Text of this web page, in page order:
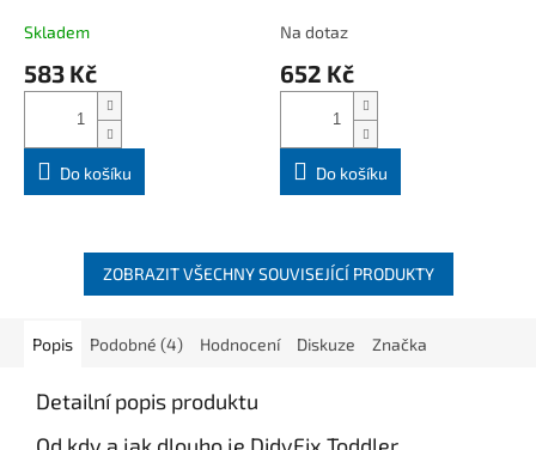
Skladem
583 Kč
Do košíku
Spoon 100ml
Na dotaz
652 Kč
Do košíku
ZOBRAZIT VŠECHNY SOUVISEJÍCÍ PRODUKTY
Popis Podobné (4) Hodnocení Diskuze Značka
Detailní popis produktu
Od kdy a jak dlouho je DidyFix Toddler